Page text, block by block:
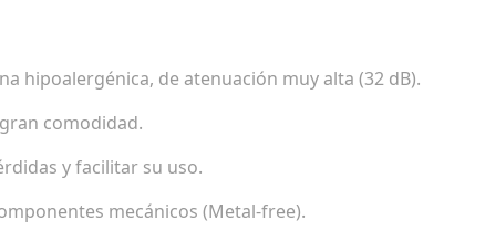
hipoalergénica, de atenuación muy alta (32 dB).
comodidad.
y facilitar su uso.
mecánicos (Metal-free).